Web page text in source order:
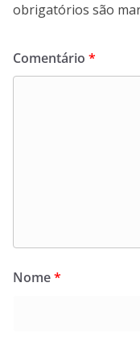
obrigatórios são
Comentário *
Nome*